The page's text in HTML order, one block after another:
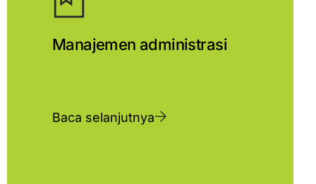
Manajemen administrasi
Baca selanjutnya